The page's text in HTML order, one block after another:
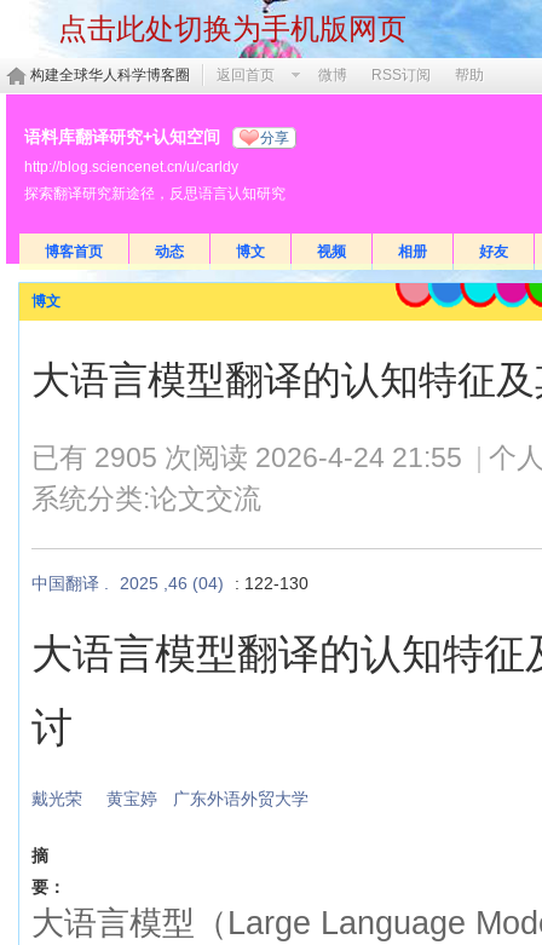
点击此处切换为手机版网页
构建全球华人科学博客圈 返回首页 微博 RSS订阅 帮助
语料库翻译研究+认知空间 分享
http://blog.sciencenet.cn/u/carldy
探索翻译研究新途径，反思语言认知研究
博客首页 动态 博文 视频 相册 好友
博文
大语言模型翻译的认知特征
已有 2905 次阅读 2026-4-24 21:55
个
系统分类:论文交流
中国翻译 . 2025 ,46 (04) : 122-130
大语言模型翻译的认知特
讨
戴光荣 黄宝婷 广东外语外贸大学
摘
要：
大语言模型（Large Language